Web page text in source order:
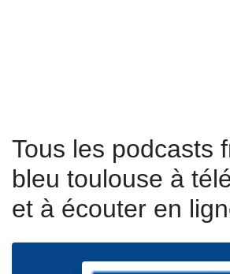
Tous les podcasts
bleu toulouse à
et à écouter en